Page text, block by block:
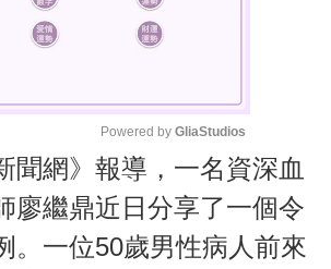
M
u
t
e
Powered by GliaStudios
聞網》報導，一名資深血
廖繼鼎近日分享了一個令
。一位50歲男性病人前來